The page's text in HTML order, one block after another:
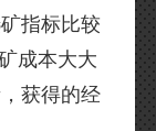
指标比较
成本大大
获得的经